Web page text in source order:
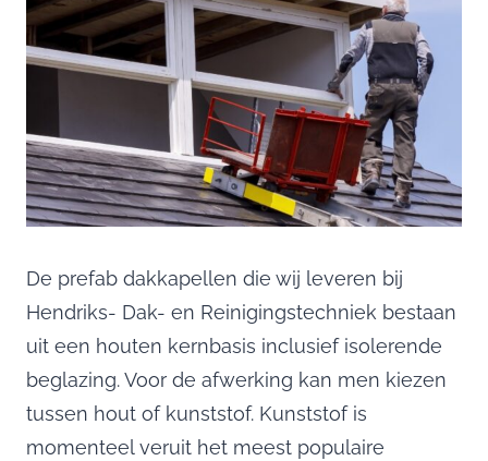
De prefab dakkapellen die wij leveren bij
Hendriks- Dak- en Reinigingstechniek bestaan
uit een houten kernbasis inclusief isolerende
beglazing. Voor de afwerking kan men kiezen
tussen hout of kunststof. Kunststof is
momenteel veruit het meest populaire